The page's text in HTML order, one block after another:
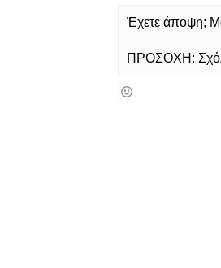
Έχετε άποψη;
ΠΡΟΣΟΧΗ: